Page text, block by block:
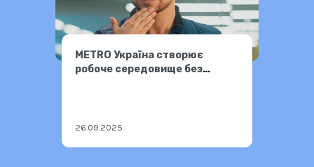
МЕТRO Україна створює
робоче середовище без
26.09.2025